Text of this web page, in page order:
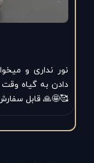
نور نداری و
دادن به گیاه وقت
🥰🤩🙏 قابل